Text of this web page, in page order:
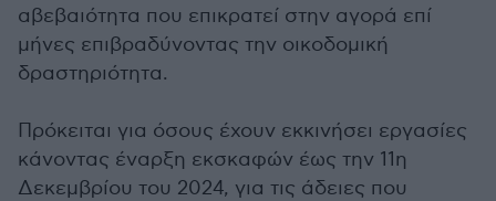
αβεβαιότητα που επικρατεί στην αγορά επί
μήνες επιβραδύνοντας την οικοδομική
δραστηριότητα.
Πρόκειται για όσους έχουν εκκινήσει εργασίες
κάνοντας έναρξη εκσκαφών έως την 11η
Δεκεμβρίου του 2024, για τις άδειες που